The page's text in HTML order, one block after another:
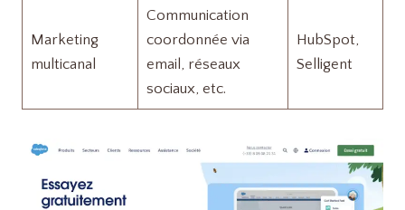
Marketing
multicanal
Communication
coordonnée via
email, réseaux
sociaux, etc.
HubSpot,
Selligent